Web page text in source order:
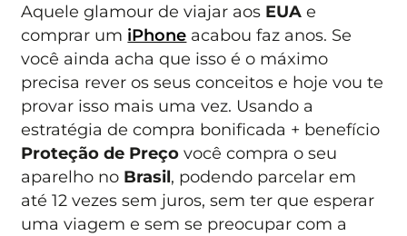
Aquele glamour de viajar aos EUA e
comprar um iPhone acabou faz anos. Se
você ainda acha que isso é o máximo
precisa rever os seus conceitos e hoje vou te
provar isso mais uma vez. Usando a
estratégia de compra bonificada + benefício
Proteção de Preço você compra o seu
aparelho no Brasil, podendo parcelar em
até 12 vezes sem juros, sem ter que esperar
uma viagem e sem se preocupar com a